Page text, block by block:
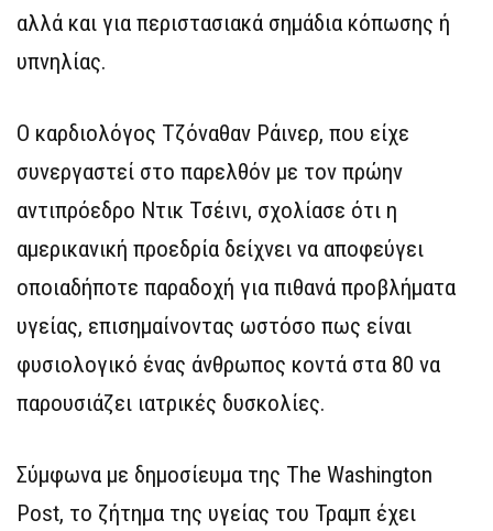
αλλά και για περιστασιακά σημάδια κόπωσης ή
υπνηλίας.
Ο καρδιολόγος Τζόναθαν Ράινερ, που είχε
συνεργαστεί στο παρελθόν με τον πρώην
αντιπρόεδρο Ντικ Τσέινι, σχολίασε ότι η
αμερικανική προεδρία δείχνει να αποφεύγει
οποιαδήποτε παραδοχή για πιθανά προβλήματα
υγείας, επισημαίνοντας ωστόσο πως είναι
φυσιολογικό ένας άνθρωπος κοντά στα 80 να
παρουσιάζει ιατρικές δυσκολίες.
Σύμφωνα με δημοσίευμα της The Washington
Post, το ζήτημα της υγείας του Τραμπ έχει